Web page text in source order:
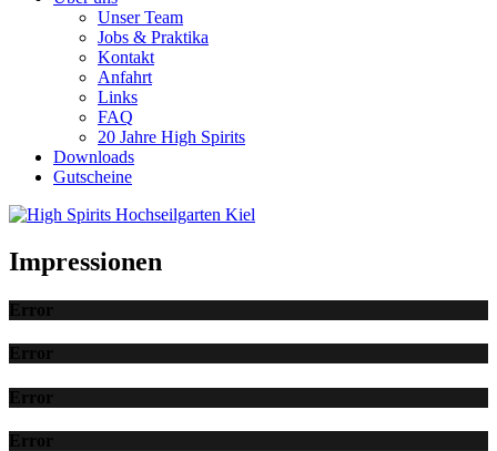
Unser Team
Jobs & Praktika
Kontakt
Anfahrt
Links
FAQ
20 Jahre High Spirits
Downloads
Gutscheine
Impressionen
Error
Error
Error
Error